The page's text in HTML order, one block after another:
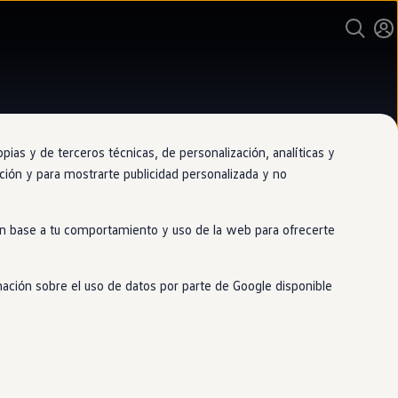
Orense
y de terceros técnicas, de personalización, analíticas y
y para mostrarte publicidad personalizada y no
base a tu comportamiento y uso de la web para ofrecerte
sobre el uso de datos por parte de Google disponible